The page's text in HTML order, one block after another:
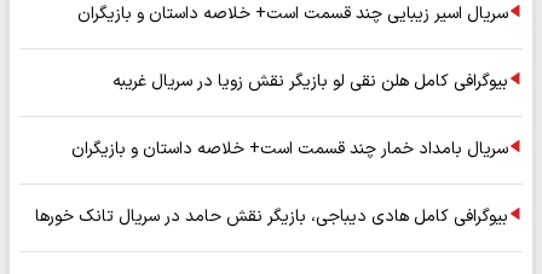
سریال اسیر زیبایی چند قسمت است+ خلاصه داستان و بازیگران
بیوگرافی کامل هلن نقی لو بازیگر نقش زویا در سریال غریبه
سریال بامداد خمار چند قسمت است+ خلاصه داستان و بازیگران
بیوگرافی کامل هادی دیباجی، بازیگر نقش حامد در سریال تانک خورها